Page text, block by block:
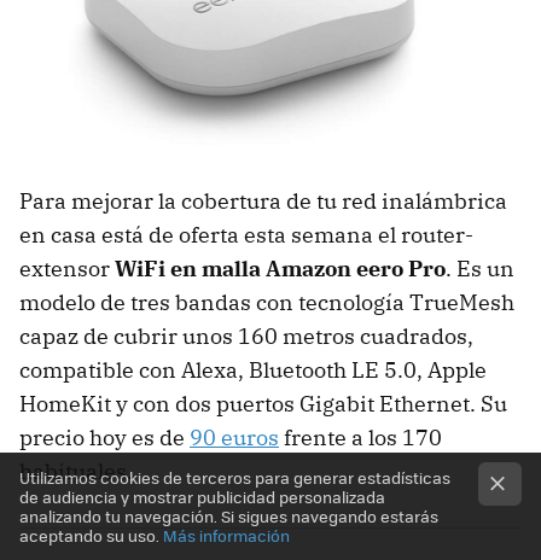
Para mejorar la cobertura de tu red inalámbrica
en casa está de oferta esta semana el router-
extensorWiFi en malla Amazon eero Pro. Es un
modelo de tres bandas con tecnología TrueMesh
capaz de cubrir unos 160 metros cuadrados,
compatible con Alexa, Bluetooth LE 5.0, Apple
HomeKit y con dos puertos Gigabit Ethernet. Su
precio hoy es de 90 euros frente a los 170
habituales.
Utilizamos cookies de terceros para generar estadísticas
de audiencia y mostrar publicidad personalizada
analizando tu navegación. Si sigues navegando estarás
aceptando su uso. Más información